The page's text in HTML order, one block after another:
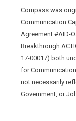
Compass was
Communication
Agreement #AID-
Breakthrough
17-00017) both
for
not necessarily
Government, or